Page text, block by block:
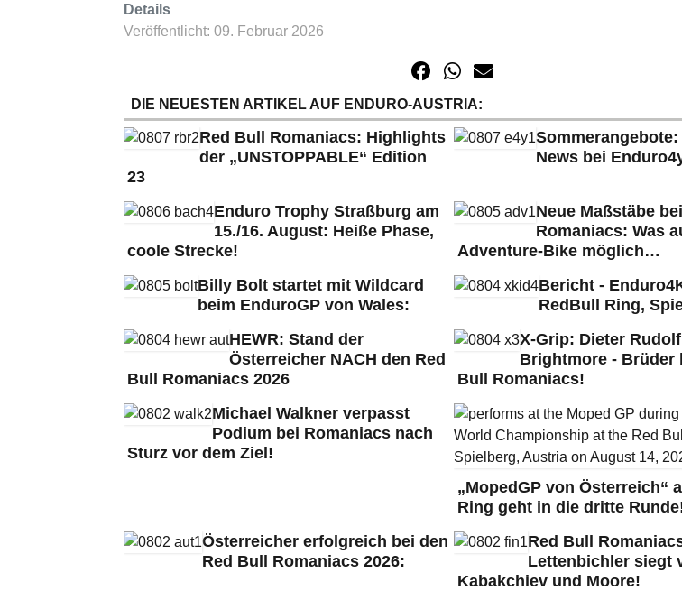
Details
Veröffentlicht: 09. Februar 2026
DIE NEUESTEN ARTIKEL AUF ENDURO-AUSTRIA:
Red Bull Romaniacs: Highlights
der „UNSTOPPABLE“ Edition
23
News bei
Enduro Trophy Straßburg am
15./16. August: Heiße Phase,
coole Strecke!
Neue Maßstäbe
Romaniacs: Was
Adventure-Bike möglich…
Billy Bolt startet mit Wildcard
beim EnduroGP von Wales:
Bericht -
RedBull Ring,
HEWR: Stand der
Österreicher NACH den Red
Bull Romaniacs 2026
X-Grip: Dieter
Brightmore - Brüder
Bull Romaniacs!
Michael Walkner verpasst
Podium bei Romaniacs nach
Sturz vor dem Ziel!
„MopedGP von Österreich“
Ring geht in die dritte
Österreicher erfolgreich bei den
Red Bull Romaniacs 2026:
Red Bull
Lettenbichler siegt
Kabakchiev und Moore!